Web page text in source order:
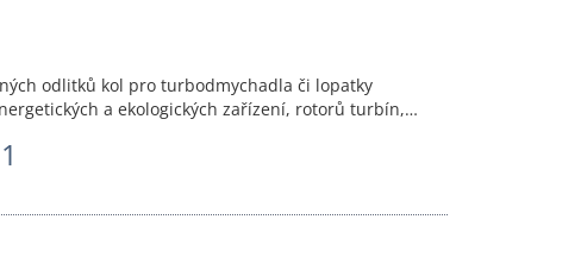
odlitků kol pro turbodmychadla či lopatky
a ekologických zařízení, rotorů turbín,…